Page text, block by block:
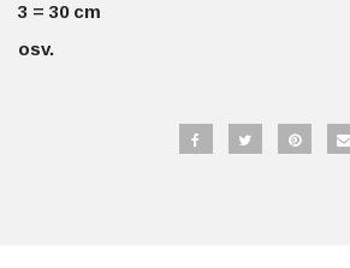
3 = 30 cm
osv.